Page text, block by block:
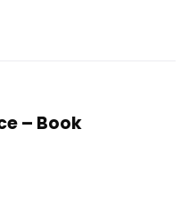
– Book